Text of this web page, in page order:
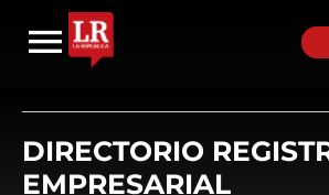
DIRECTORIO
EMPRESARIAL